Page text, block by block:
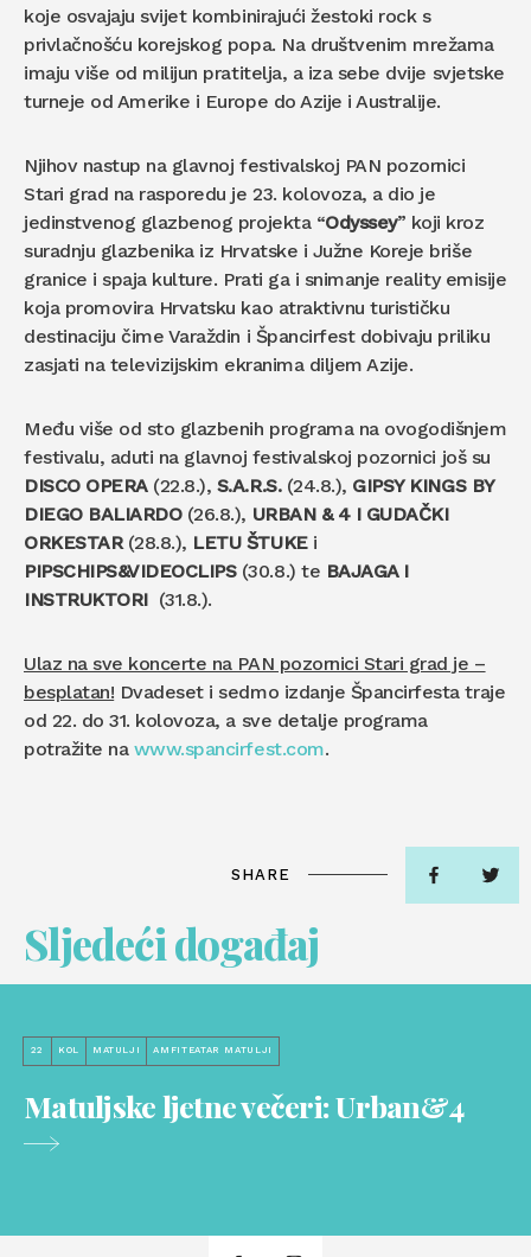
koje osvajaju svijet kombinirajući žestoki rock s
privlačnošću korejskog popa. Na društvenim mrežama
imaju više od milijun pratitelja, a iza sebe dvije svjetske
turneje od Amerike i Europe do Azije i Australije.
Njihov nastup na glavnoj festivalskoj PAN pozornici
Stari grad na rasporedu je 23. kolovoza, a dio je
jedinstvenog glazbenog projekta “Odyssey” koji kroz
suradnju glazbenika iz Hrvatske i Južne Koreje briše
granice i spaja kulture. Prati ga i snimanje reality emisije
koja promovira Hrvatsku kao atraktivnu turističku
destinaciju čime Varaždin i Špancirfest dobivaju priliku
zasjati na televizijskim ekranima diljem Azije.
Među više od sto glazbenih programa na ovogodišnjem
festivalu, aduti na glavnoj festivalskoj pozornici još su
DISCO OPERA(22.8.), S.A.R.S.(24.8.), GIPSY KINGS BY
DIEGO BALIARDO (26.8.), URBAN & 4 I GUDAČKI
ORKESTAR(28.8.), LETU ŠTUKEi
PIPSCHIPS&VIDEOCLIPS (30.8.) te BAJAGA I
INSTRUKTORI(31.8.).
Ulaz na sve koncerte na PAN pozornici Stari grad je –
besplatan! Dvadeset i sedmo izdanje Špancirfesta traje
od 22. do 31. kolovoza, a sve detalje programa
potražite na www.spancirfest.com.
SHARE
Sljedeći događaj
22 KOL MATULJI AMFITEATAR MATULJI
Matuljske ljetne večeri: Urban&4